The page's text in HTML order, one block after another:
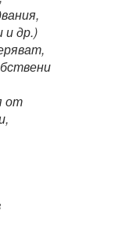
и др.)
от